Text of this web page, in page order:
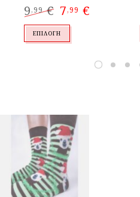
9,99 € Original
price
was:
9,99 €.
7,99 €
ΕΠΙΛΟΓΉ